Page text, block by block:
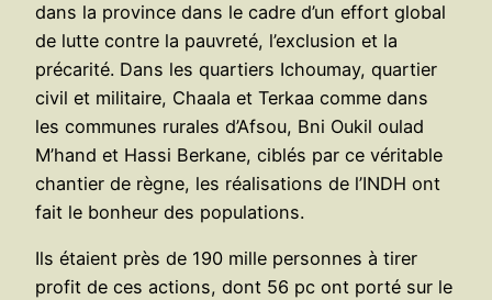
dans la province dans le cadre d’un effort global
de lutte contre la pauvreté, l’exclusion et la
précarité. Dans les quartiers Ichoumay, quartier
civil et militaire, Chaala et Terkaa comme dans
les communes rurales d’Afsou, Bni Oukil oulad
M’hand et Hassi Berkane, ciblés par ce véritable
chantier de règne, les réalisations de l’INDH ont
fait le bonheur des populations.
Ils étaient près de 190 mille personnes à tirer
profit de ces actions, dont 56 pc ont porté sur le